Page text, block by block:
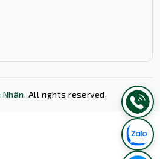
nổi bật của GWN7700P chính là
IEEE 802.3af/802.3at, giúp cấp
Nhân, All rights reserved.